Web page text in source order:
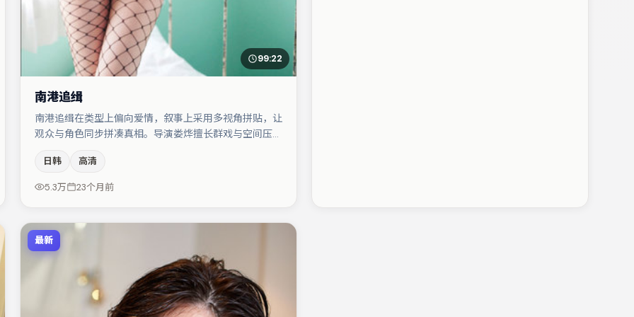
99:22
南港追缉
南港追缉在类型上偏向爱情，叙事上采用多视角拼贴，让
观众与角色同步拼凑真相。导演娄烨擅长群戏与空间压迫
田将晖、桂纶镁、大鹏等，角色动机前后呼应，适合喜欢
抠台词与伏笔的观众。若你偏爱强类型与清晰主线，这部
日韩 高清
5.3万 23个月前
最新